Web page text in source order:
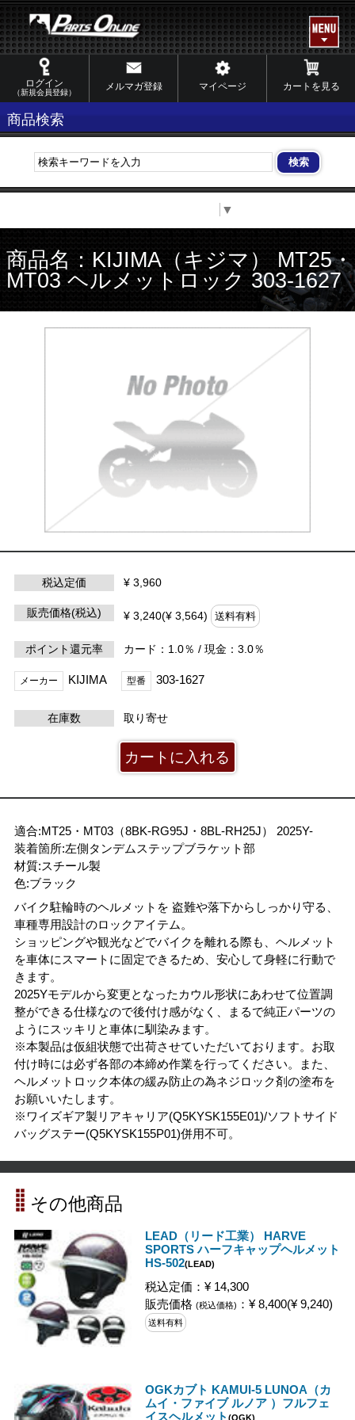
ログイン
（新規会員登録）
メルマガ登録 マイページ カートを見る
商品検索
▼
商品名：KIJIMA（キジマ） MT25・
MT03 ヘルメットロック 303-1627
税込定価 ¥ 3,960
販売価格(税込) ¥ 3,240(¥ 3,564) 送料有料
ポイント還元率 カード：1.0％ / 現金：3.0％
メーカー KIJIMA 型番 303-1627
在庫数 取り寄せ
適合:MT25・MT03（8BK-RG95J・8BL-RH25J） 2025Y-
装着箇所:左側タンデムステップブラケット部
材質:スチール製
色:ブラック
バイク駐輪時のヘルメットを 盗難や落下からしっかり守る、
車種専用設計のロックアイテム。
ショッピングや観光などでバイクを離れる際も、ヘルメット
を車体にスマートに固定できるため、安心して身軽に行動で
きます。
2025Yモデルから変更となったカウル形状にあわせて位置調
整ができる仕様なので後付け感がなく、まるで純正パーツの
ようにスッキリと車体に馴染みます。
※本製品は仮組状態で出荷させていただいております。お取
付け時には必ず各部の本締め作業を行ってください。また、
ヘルメットロック本体の緩み防止の為ネジロック剤の塗布を
お願いいたします。
※ワイズギア製リアキャリア(Q5KYSK155E01)/ソフトサイド
バッグステー(Q5KYSK155P01)併用不可。
その他商品
LEAD（リード工業） HARVE
SPORTS ハーフキャップヘルメット
HS-502(LEAD)
税込定価：¥ 14,300
販売価格 (税込価格) ：¥ 8,400(¥ 9,240)
送料有料
OGKカブト KAMUI-5 LUNOA（カ
ムイ・ファイブ ルノア ）フルフェ
イスヘルメット (OGK)